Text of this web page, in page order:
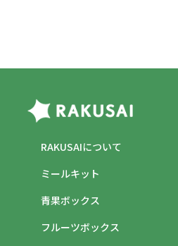
RAKUSAIについて
ミールキット
青果ボックス
フルーツボックス